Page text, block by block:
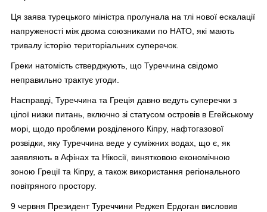
Ця заява турецького міністра пролунала на тлі нової ескалації
напруженості між двома союзниками по НАТО, які мають
тривалу історію територіальних суперечок.
Греки натомість стверджують, що Туреччина свідомо
неправильно трактує угоди.
Насправді, Туреччина та Греція давно ведуть суперечки з
цілої низки питань, включно зі статусом островів в Егейському
морі, щодо проблеми розділеного Кіпру, нафтогазової
розвідки, яку Туреччина веде у суміжних водах, що є, як
заявляють в Афінах та Нікосії, винятковою економічною
зоною Греції та Кіпру, а також використання регіонального
повітряного простору.
9 червня Президент Туреччини Реджеп Ердоган висловив